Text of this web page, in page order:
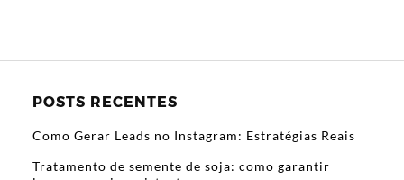
POSTS RECENTES
Como Gerar Leads no Instagram: Estratégias Reais
Tratamento de semente de soja: como garantir